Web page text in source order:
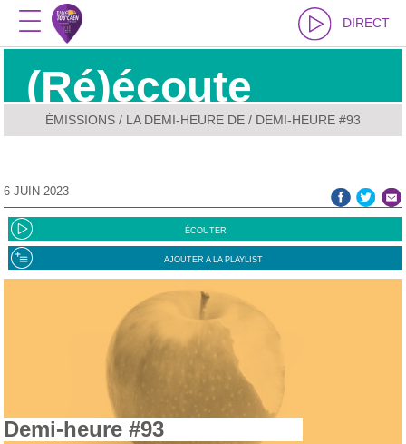
DIRECT
(Ré)écoute
ÉMISSIONS / LA DEMI-HEURE DE / DEMI-HEURE #93
6 JUIN 2023
ÉCOUTER
AJOUTER A LA PLAYLIST
Demi-heure #93